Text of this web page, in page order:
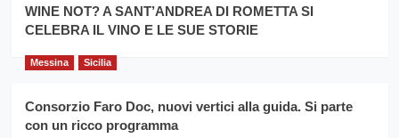
la
filiera
grano
per
il
anno
Franco
Caruso
WINE NOT? A SANT’ANDREA DI ROMETTA SI
CELEBRA IL VINO E LE SUE STORIE
Messina Sicilia
Consorzio Faro Doc, nuovi vertici alla guida. Si parte
con un ricco programma